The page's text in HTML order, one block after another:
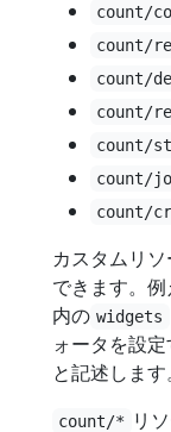
count/
count/
count/
count/
count/
count/
count/
カスタムリ
できます。例
内の widgets
ォータを設
と記述します。
count/* リ